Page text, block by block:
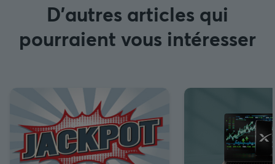
D'autres articles qui
pourraient vous intéresser